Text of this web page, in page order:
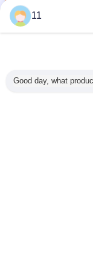
มากกว่า
11
Good day, what